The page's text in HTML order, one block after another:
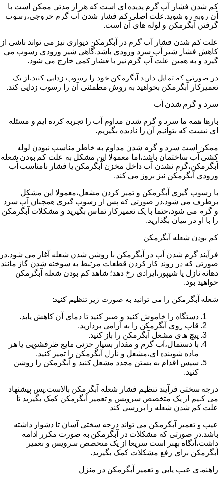
کم شدن فشار آب گرم پدیده ای است که هر از مدتی ممکن است با
آن روبه رو شوید.علت اصلی کم فشار شدن آب گرم خروجی،رسوب
گرفتن آبگرمکن و لوله های آن است.
علت کم شدن فشار آب گرم در آبگرمکن دیواری نیز می تواند ناشی از
کاهش فشار شیر آب سرد ورودی باشد.گاهی شیر ورودی رسوب می
گیرد و به همین علت آب گرم نیز با فشار کمی خارج می شود.
در صورتی که تمایل دارید آبگرمکن خود را رسوب زدایی کنید،از یک
تعمیرکار آبگرمکن بخواهید به روش مطمئنی آن را رسوب زدایی کند.
سرد و گرم شدن آب
بارها همه ما سرد و گرم شدن مداوم آب را تجربه کرده ایم و مسئله
ای نیست که بتوانیم آن را نادیده بگیریم.
ممکن است سرد و گرم شدن مداوم به خاطر مناسب نبودن لوله
کشی آب ساختمان باشد،اما معمولا این مشکل به علت کم بودن شعله
آبگرمکن،گرم نشدن آب داخل مخزن آبگرمکن یا فشار نامناسب آب
ورودی آبگرمکن نیز بروز می کند.
با رسوب گیری آبگرمکن و تمیز کردن مشعل،معمولا این مشکل
برطرف می شود.در صورتی که پس از رسوب گیری همچنان آب سرد
و گرم می شود،حتما با یک تعمیرکار تماس بگیرید و مشکلات آبگرمکن
را با او در میان بگذارید.
کم بودن شعله آبگرمکن
فرآیند گرم شدن آب در آبگرمکن با روشن شدن شعله آغاز می شود.در
صورتی که در روند کار کردن قطعات مرتبط به سوخته شدن گاز مانند
دهانه نازل یا شیپور،ایرادی رخ دهد؛ شاهد کم بودن شعله آبگرمکن
خواهید بود.
شعله آبگرمکن را می توانید به صورت زیر تنظیم کنید:
دستگاه را خاموش کنید و صبر کنید تا دمای آن کاهش یابد.
قاب روی آبگرمکن را به آرامی بردارید.
پیچ های مشعل آبگرمکن را باز کنید.
با دستمال،آب گرم و مقدار بسیار جزئی مایع ظرفشویی یا هر
ماده شوینده ای،مشعل و نازل آبگرمکن را تمیز کنید.
سپس اقدام به بستن مجدد مشعل کنید و آبگرمکن را روشن
کنید.
درجه سختی فرآیند تنظیم فشار شعله آبگرمکن بالاست.پس پیشنهاد
می کنیم از یک متخصص سرویس و تعمیر آبگرمکن کمک بگیرید تا
علت کم شدن شعله را بررسی کند.
عیب و تعمیر آبگرمکن می تواند درجه سختی آسان تا دشوار داشته
باشد.در صورتی که مشکلات در آبگرمکن به صورت مکرر ادامه
داشت،آنگاه بهتر است سریعا از یک متخصص سرویس و تعمیر
آبگرمکن برای رفع مشکلات کمک بگیرید.
راهنمای عیب یابی و تعمیر آبگرمکن در منزل